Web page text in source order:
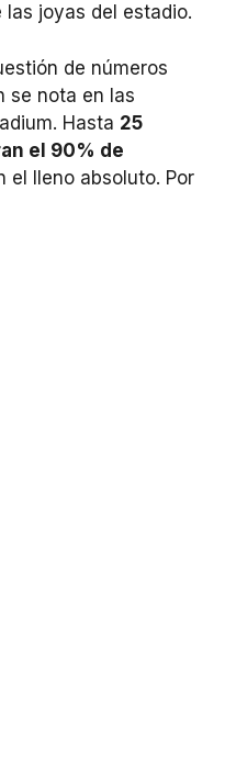
joyas del estadio.
de números
se nota en las
Hasta 25
el 90% de
el lleno absoluto. Por